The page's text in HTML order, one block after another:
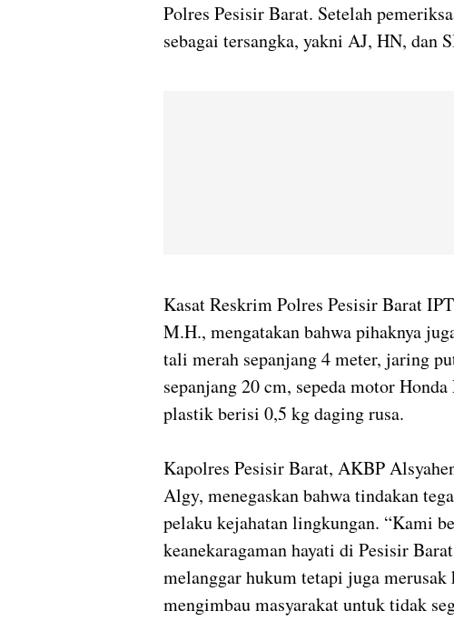
Polres Pesisir Barat. Setelah
sebagai tersangka, yakni AJ, HN, dan
Kasat Reskrim Polres Pesisir Barat
M.H., mengatakan bahwa pihaknya
tali merah sepanjang 4 meter, jaring
sepanjang 20 cm, sepeda motor
plastik berisi 0,5 kg daging rusa.
Kapolres Pesisir Barat, AKBP
Algy, menegaskan bahwa tindakan
pelaku kejahatan lingkungan. “Kami
keanekaragaman hayati di Pesisir
melanggar hukum tetapi juga
mengimbau masyarakat untuk tidak